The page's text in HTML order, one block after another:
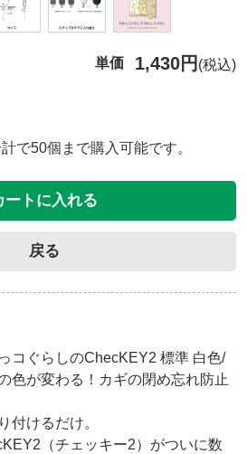
単価 1,430円 (税込)
で50個まで購入可能です。
ートに入れる
戻る
コぐらしのChecKEY2 標準 白色/
色が変わる！カギの閉め忘れ防止
付けるだけ。
（チェッキー2）がついに数